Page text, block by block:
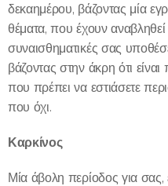
δεκαημέρου, βάζοντας μία
θέματα, που έχουν
συναισθηματικές σας
βάζοντας στην άκρη ότι
που πρέπει να εστιάσετε
που όχι.
Καρκίνος
Μία άβολη περίοδος για